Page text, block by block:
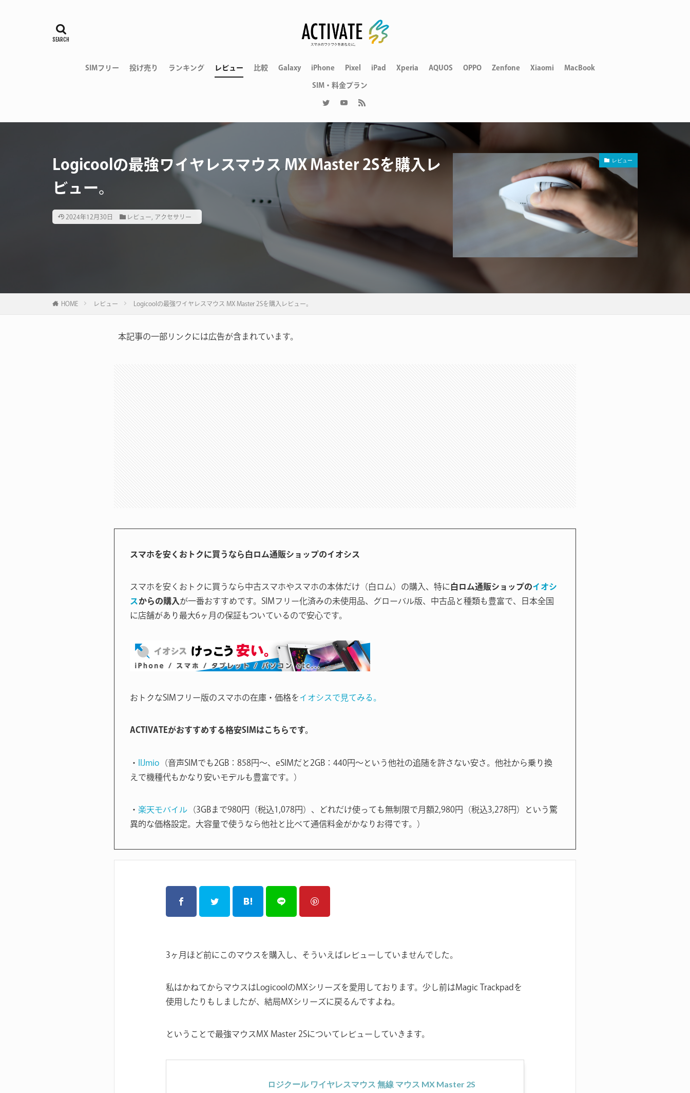
SIMフリー 投げ売り ランキング レビュー 比較 Galaxy iPhone Pixel iPad Xperia AQUOS OPPO Zenfone Xiaomi MacBook
SIM・料金プラン
Logicoolの最強ワイヤレスマウス MX Master 2Sを購入レ
ビュー。
2024年12月30日 レビュー アクセサリー
レビュー
HOME レビュー Logicoolの最強ワイヤレスマウス MX Master 2Sを購入レビュー。
本記事の一部リンクには広告が含まれています。
スマホを安くおトクに買うなら白ロム通販ショップのイオシス
スマホを安くおトクに買うなら中古スマホやスマホの本体だけ（白ロム）の購入、特に白ロム通販ショップのイオシ
ス からの購入 が一番おすすめです。SIMフリー化済みの未使用品、グローバル版、中古品と種類も豊富で、日本全国
に店舗があり最大6ヶ月の保証もついているので安心です。
おトクなSIMフリー版のスマホの在庫・価格をイオシスで見てみる。
ACTIVATEがおすすめする格安SIMはこちらです。
・ IIJmio （音声SIMでも2GB：858円〜、eSIMだと2GB：440円〜という他社の追随を許さない安さ。他社から乗り換
えで機種代もかなり安いモデルも豊富です。）
・ 楽天モバイル （3GBまで980円（税込1,078円）、どれだけ使っても無制限で月額2,980円（税込3,278円）という驚
異的な価格設定。大容量で使うなら他社と比べて通信料金がかなりお得です。）
3ヶ月ほど前にこのマウスを購入し、そういえばレビューしていませんでした。
私はかねてからマウスはLogicoolのMXシリーズを愛用しております。少し前はMagic Trackpadを
使用したりもしましたが、結局MXシリーズに戻るんですよね。
ということで最強マウスMX Master 2Sについてレビューしていきます。
ロジクール ワイヤレスマウス 無線 マウス MX Master 2S